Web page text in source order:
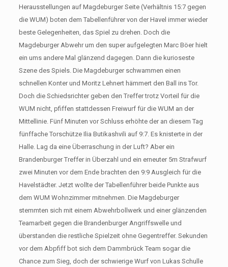
Herausstellungen auf Magdeburger Seite (Verhältnis 15:7 gegen
die WUM) boten dem Tabellenführer von der Havel immer wieder
beste Gelegenheiten, das Spiel zu drehen. Doch die
Magdeburger Abwehr um den super aufgelegten Marc Böer hielt
ein ums andere Mal glänzend dagegen. Dann die kurioseste
Szene des Spiels. Die Magdeburger schwammen einen
schnellen Konter und Moritz Lehnert hämmert den Ball ins Tor.
Doch die Schiedsrichter geben den Treffer trotz Vorteil für die
WUM nicht, pfiffen stattdessen Freiwurf für die WUM an der
Mittellinie. Fünf Minuten vor Schluss erhöhte der an diesem Tag
fünffache Torschütze Ilia Butikashvili auf 9:7. Es knisterte in der
Halle. Lag da eine Überraschung in der Luft? Aber ein
Brandenburger Treffer in Überzahl und ein erneuter 5m Strafwurf
zwei Minuten vor dem Ende brachten den 9:9 Ausgleich für die
Havelstädter. Jetzt wollte der Tabellenführer beide Punkte aus
dem WUM Wohnzimmer mitnehmen. Die Magdeburger
stemmten sich mit einem Abwehrbollwerk und einer glänzenden
Teamarbeit gegen die Brandenburger Angriffswelle und
überstanden die restliche Spielzeit ohne Gegentreffer. Sekunden
vor dem Abpfiff bot sich dem Dammbrück Team sogar die
Chance zum Sieg, doch der schwierige Wurf von Lukas Schulle